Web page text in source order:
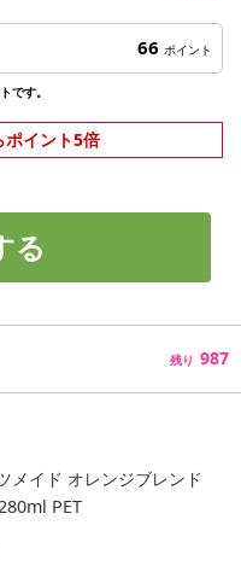
66 ポイント
です。
イント5倍
る
残り 987
メイド オレンジブレンド
PET